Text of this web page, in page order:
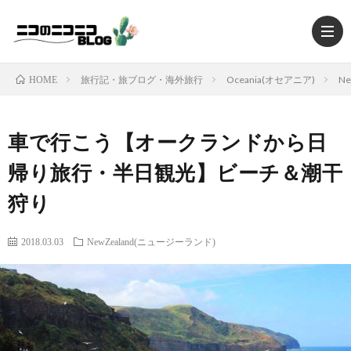
HOME 旅行記・旅ブログ・海外旅行 Oceania(オセアニア)
車で行こう【オークランドから日
帰り旅行・半日観光】ビーチ＆潮干
狩り
2018.03.03 NewZealand(ニュージーランド)